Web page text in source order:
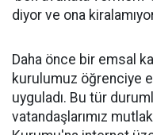
diyor ve ona
Daha önce bir emsal
kurulumuz öğrenciye
uyguladı. Bu tür
vatandaşlarımız